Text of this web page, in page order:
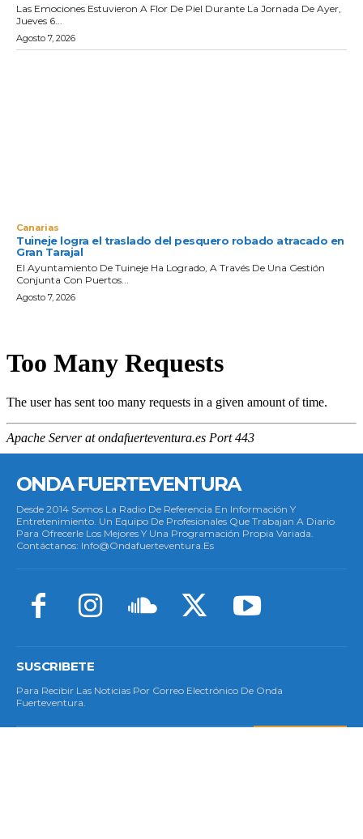
Las Emociones Estuvieron A Flor De Piel Durante La Jornada De Ayer,
Jueves 6...
Agosto 7, 2026
Canarias
Tuineje logra el traslado del pesquero robado atracado en
Gran Tarajal
El Ayuntamiento De Tuineje Ha Logrado, A Través De Una Gestión
Conjunta Con Puertos...
Agosto 7, 2026
ONDA FUERTEVENTURA
Desde 2014 Somos La Radio De Referencia En Información Y
Entretenimiento. Un Equipo De Profesionales Que Trabajan A Diario
Para Ofrecerle Los Mejores Y Una Programación Propia Variada.
Contáctanos: Info@ondafuerteventura.es
SUSCRIBETE
Para Recibir Las Noticias Por Correo Electrónico De Onda
Fuerteventura.